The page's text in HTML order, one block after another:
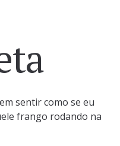
sentir como se eu
frango rodando na